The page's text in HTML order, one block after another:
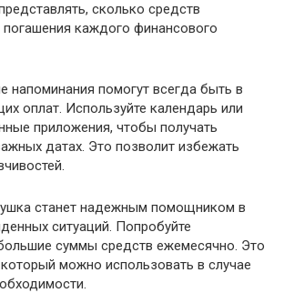
сколько средств
каждого финансового
напоминания помогут всегда быть в
оплат. Используйте календарь или
приложения, чтобы получать
датах. Это позволит избежать
станет надежным помощником в
ситуаций. Попробуйте
суммы средств ежемесячно. Это
можно использовать в случае